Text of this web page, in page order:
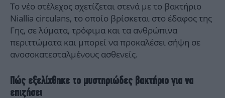
Το νέο στέλεχος σχετίζεται στενά με το βακτήριο
Niallia circulans, το οποίο βρίσκεται στο έδαφος της
Γης, σε λύματα, τρόφιμα και τα ανθρώπινα
περιττώματα και μπορεί να προκαλέσει σήψη σε
ανοσοκατεσταλμένους ασθενείς.
Πώς εξελίχθηκε το μυστηριώδες βακτήριο για να
επιζήσει